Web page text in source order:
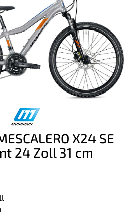
X24 SE
24 Zoll 31 cm